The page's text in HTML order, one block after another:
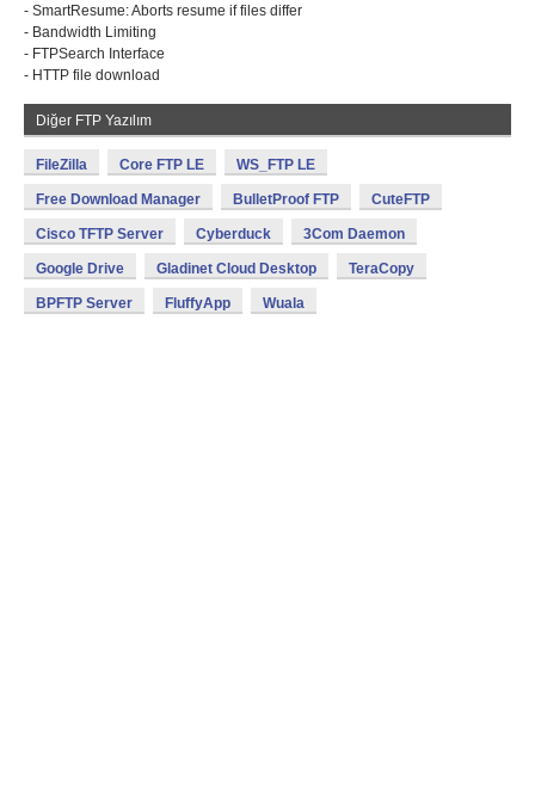
- SmartResume: Aborts resume if files differ
- Bandwidth Limiting
- FTPSearch Interface
- HTTP file download
Diğer FTP Yazılım
FileZilla Core FTP LE WS_FTP LE
Free Download Manager BulletProof FTP CuteFTP
Cisco TFTP Server Cyberduck 3Com Daemon
Google Drive Gladinet Cloud Desktop TeraCopy
BPFTP Server FluffyApp Wuala